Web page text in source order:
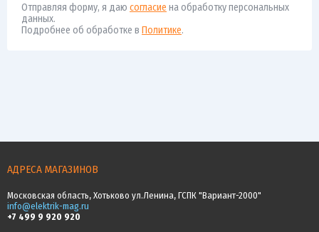
Отправляя форму, я даю согласие на обработку персональных
данных.
Подробнее об обработке в Политике.
АДРЕСА МАГАЗИНОВ
Московская область, Хотьково ул.Ленина, ГСПК "Вариант-2000"
info@elektrik-mag.ru
+7 499 9 920 920